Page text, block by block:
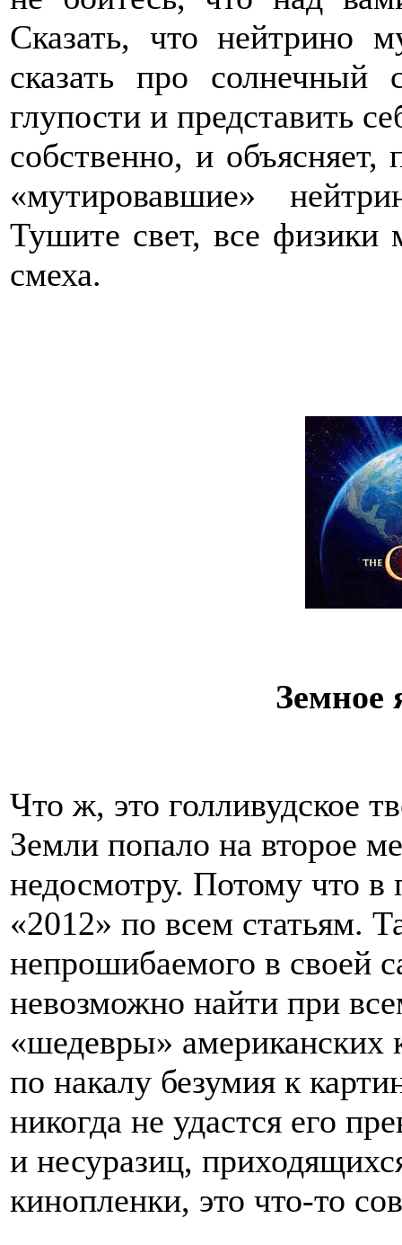
Сказать, что нейтрино
сказать про
глупости и представить
собственно, и
«мутировавшие»
Тушите свет, все
смеха.
Земное
Что ж, это голливудское
Земли попало на второе
недосмотру. Потому что в
«2012» по всем статьям.
непрошибаемого в своей
невозможно найти при
«шедевры» американских
по накалу безумия к
никогда не удастся его
и несуразиц,
кинопленки, это что-то